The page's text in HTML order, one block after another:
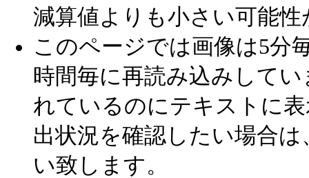
減算値よりも小さい可能
このページでは画像は5分
時間毎に再読み込みして
れているのにテキストに
出状況を確認したい場合
い致します。